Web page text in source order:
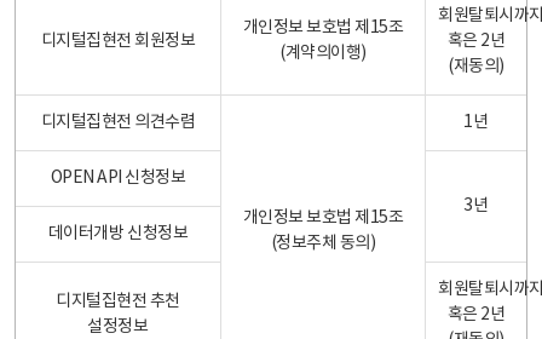
디지털집현전 회원정보
개인정보 보호법 제15조
(계약의이행)
회원탈퇴시까
혹은 2년
(재동의)
디지털집현전 의견수렴
개인정보 보호법 제15조
(정보주체 동의)
1년
OPEN API 신청정보
3년
데이터개방 신청정보
디지털집현전 추천
설정정보
회원탈퇴시까
혹은 2년